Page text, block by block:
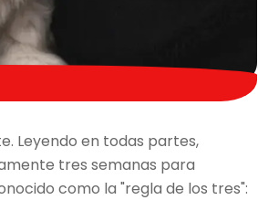
Leyendo en todas partes,
tres semanas para
como la "regla de los tres":